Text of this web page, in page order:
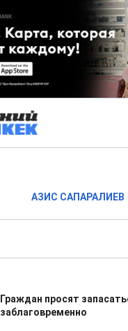
АЗИС САПАРАЛИЕВ
Граждан просят
заблаговременно